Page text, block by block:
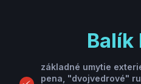
Balík
základné umytie
pena, "dvojvedrové"